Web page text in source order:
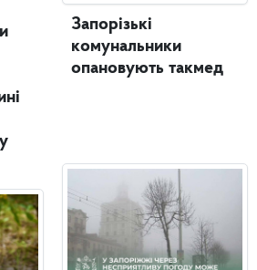
Запорізькі
комунальники
опановують такмед